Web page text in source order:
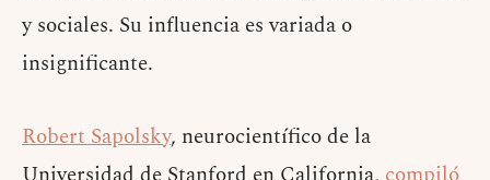
y sociales. Su influencia es variada o
insignificante.
Robert Sapolsky, neurocientífico de la